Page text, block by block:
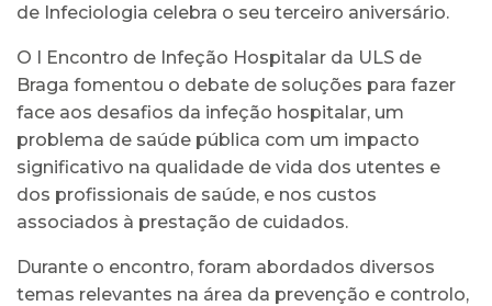
de Infeciologia celebra o seu terceiro aniversário.
O I Encontro de Infeção Hospitalar da ULS de
Braga fomentou o debate de soluções para fazer
face aos desafios da infeção hospitalar, um
problema de saúde pública com um impacto
significativo na qualidade de vida dos utentes e
dos profissionais de saúde, e nos custos
associados à prestação de cuidados.
Durante o encontro, foram abordados diversos
temas relevantes na área da prevenção e controlo,